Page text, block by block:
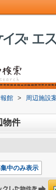
館 > 周辺施設
物件
中のみ表示